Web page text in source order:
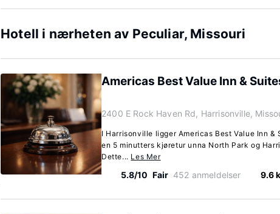
Hotell i nærheten av Peculiar, Missouri
Americas Best Value Inn &
2400 E Rock Haven Rd, Harrisonville,
I Harrisonville ligger Americas Best Value Inn &
en 5 minutters kjøretur unna North Park og
Dette... Les Mer
5.8/10 Fair 452 anmeldelser 9.6